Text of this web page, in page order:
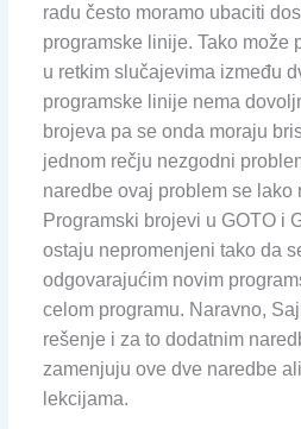
radu često moramo ubaciti
programske linije. Tako može
u retkim slučajevima između
programske linije nema
brojeva pa se onda moraju
jednom rečju nezgodni
naredbe ovaj problem se lako
Programski brojevi u GOTO i
ostaju nepromenjeni tako da
odgovarajućim novim
celom programu. Naravno,
rešenje i za to dodatnim
zamenjuju ove dve naredbe
lekcijama.